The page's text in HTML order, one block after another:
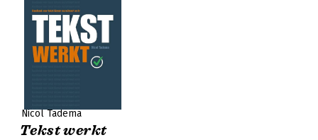
Nicol Tadema
Tekst werkt